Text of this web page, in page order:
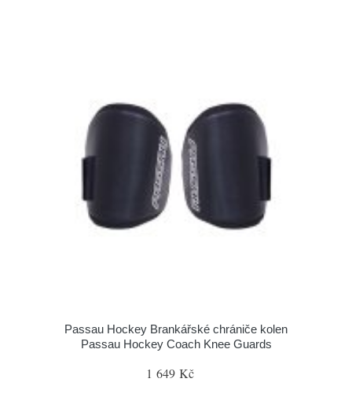
Passau Hockey Brankářské chrániče kolen
Passau Hockey Coach Knee Guards
1 649 Kč